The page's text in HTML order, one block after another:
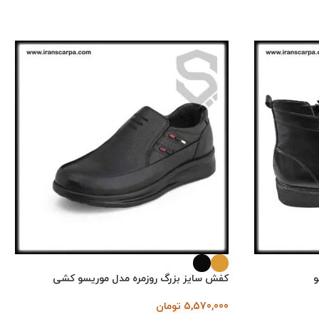
کفش سایز بزرگ روزمره مدل موریسو کشی
5,570,000 تومان